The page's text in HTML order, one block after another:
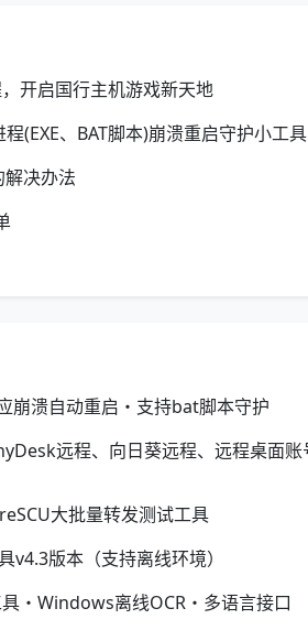
开启国行主机游戏新天地
(EXE、BAT脚本)崩溃重启守护小工具
决办法
崩溃自动重启・支持bat脚本守护
大批量转发测试工具
版本（支持离线环境）
・Windows离线OCR・多语言接口